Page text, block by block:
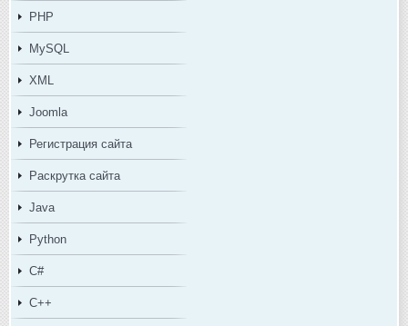
PHP
MySQL
XML
Joomla
Регистрация сайта
Раскрутка сайта
Java
Python
C#
C++